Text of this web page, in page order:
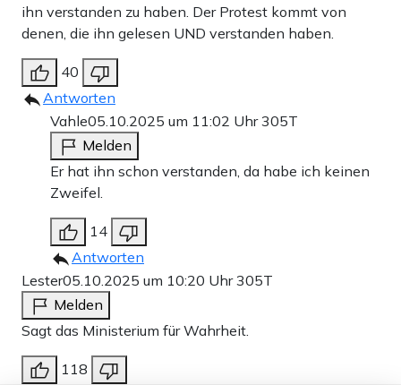
ihn verstanden zu haben. Der Protest kommt von
denen, die ihn gelesen UND verstanden haben.
40
Antworten
Vahle05.10.2025 um 11:02 Uhr305T
Melden
Er hat ihn schon verstanden, da habe ich keinen
Zweifel.
14
Antworten
Lester05.10.2025 um 10:20 Uhr305T
Melden
Sagt das Ministerium für Wahrheit.
118